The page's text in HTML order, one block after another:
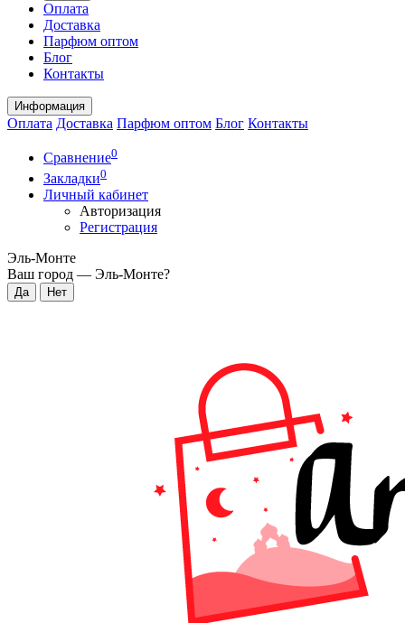
Оплата
Доставка
Парфюм оптом
Блог
Контакты
Информация
Оплата Доставка Парфюм оптом Блог Контакты
Сравнение0
Закладки0
Личный кабинет
Авторизация
Регистрация
Эль-Монте
Ваш город — Эль-Монте?